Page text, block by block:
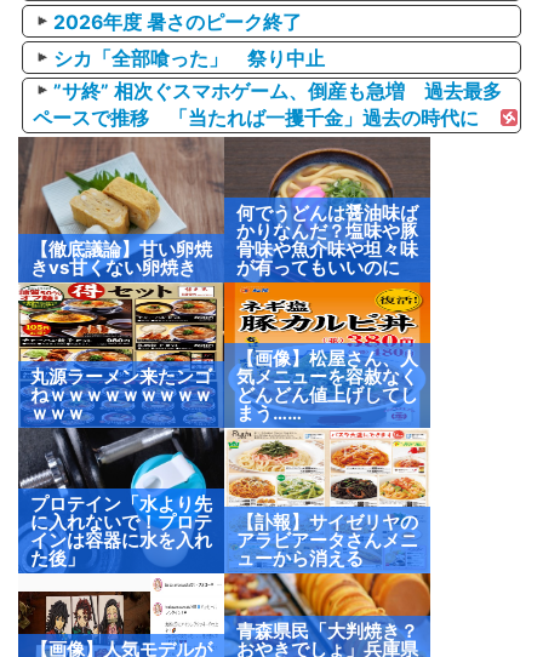
2026年度 暑さのピーク終了
シカ「全部喰った」 祭り中止
”サ終” 相次ぐスマホゲーム、倒産も急増 過去最多
ペースで推移 「当たれば一攫千金」過去の時代に
【徹底議論】甘い卵焼
きvs甘くない卵焼き
何でうどんは醤油味ば
かりなんだ？塩味や豚
骨味や魚介味や坦々味
が有ってもいいのに
丸源ラーメン来たンゴ
ねｗｗｗｗｗｗｗｗｗ
ｗｗｗ
【画像】松屋さん、人
気メニューを容赦なく
どんどん値上げしてし
まう……
プロテイン「水より先
に入れないで！プロテ
インは容器に水を入れ
た後」
【訃報】サイゼリヤの
アラビアータさんメニ
ューから消える
【画像】人気モデルが
青森県民「大判焼き？
おやきでしょ」兵庫県